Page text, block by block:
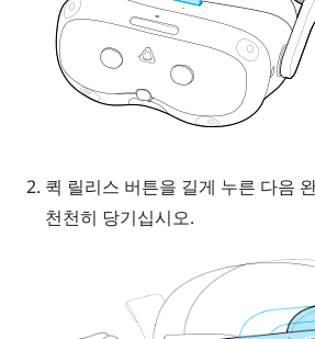
퀵 릴리스 버튼을 길게 누른 다음
천천히 당기십시오.